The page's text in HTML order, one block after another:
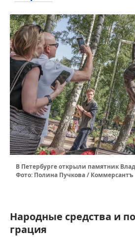
В Петербурге открыли памятник
Фото: Полина Пучкова / Коммерсантъ
Народные средства и
грация